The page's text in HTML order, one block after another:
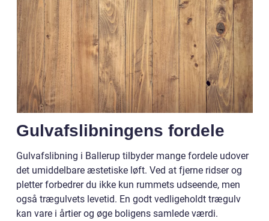
Gulvafslibningens fordele
Gulvafslibning i Ballerup tilbyder mange fordele udover
det umiddelbare æstetiske løft. Ved at fjerne ridser og
pletter forbedrer du ikke kun rummets udseende, men
også trægulvets levetid. En godt vedligeholdt trægulv
kan vare i årtier og øge boligens samlede værdi.